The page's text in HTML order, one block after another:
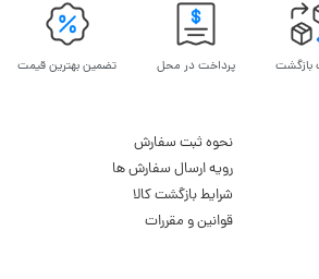
بازگشت پرداخت در محل تضمین بهترین قیمت
نحوه ثبت سفارش
رویه ارسال سفارش ها
شرایط بازگشت کالا
قوانین و مقررات